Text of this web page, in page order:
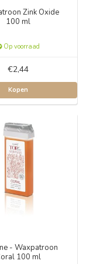
Zink Oxide
100 ml
Op voorraad
€2,44
Kopen
- Waxpatroon
100 ml